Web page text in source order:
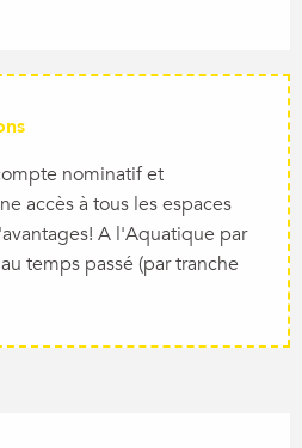
nominatif et
accès à tous les espaces
A l'Aquatique par
temps passé (par tranche